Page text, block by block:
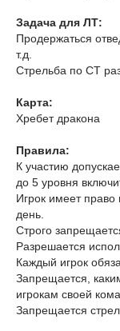
Задача для ЛТ:
Продержаться
т.д.
Стрельба по СТ
Карта:
Хребет дракона
Правила:
К участию
до 5 уровня
Игрок имеет право
день.
Строго
Разрешается
Каждый игрок
Запрещается,
игрокам своей
Запрещается